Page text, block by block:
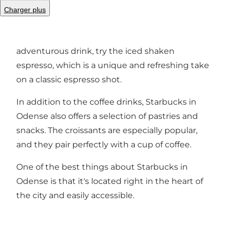
Charger plus
drinks to refreshing iced beverages. If you're in
adventurous drink, try the iced shaken
espresso, which is a unique and refreshing take
on a classic espresso shot.
In addition to the coffee drinks, Starbucks in
Odense also offers a selection of pastries and
snacks. The croissants are especially popular,
and they pair perfectly with a cup of coffee.
One of the best things about Starbucks in
Odense is that it's located right in the heart of
the city and easily accessible.